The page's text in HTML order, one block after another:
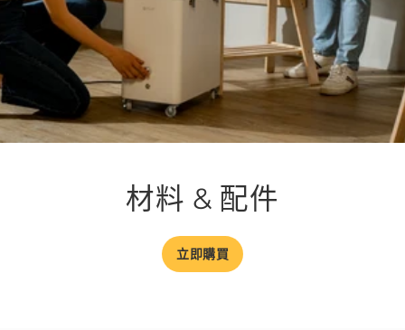
材料 & 配件
立即購買